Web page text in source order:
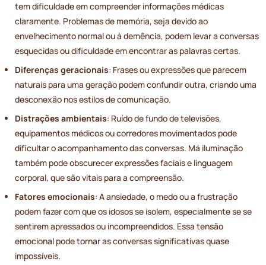
tem dificuldade em compreender informações médicas
claramente. Problemas de memória, seja devido ao
envelhecimento normal ou à demência, podem levar a conversas
esquecidas ou dificuldade em encontrar as palavras certas.
Diferenças geracionais: Frases ou expressões que parecem
naturais para uma geração podem confundir outra, criando uma
desconexão nos estilos de comunicação.
Distrações ambientais: Ruído de fundo de televisões,
equipamentos médicos ou corredores movimentados pode
dificultar o acompanhamento das conversas. Má iluminação
também pode obscurecer expressões faciais e linguagem
corporal, que são vitais para a compreensão.
Fatores emocionais: A ansiedade, o medo ou a frustração
podem fazer com que os idosos se isolem, especialmente se se
sentirem apressados ou incompreendidos. Essa tensão
emocional pode tornar as conversas significativas quase
impossíveis.